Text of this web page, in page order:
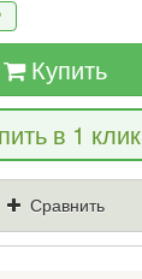
% от
Купить
в 1 клик
Сравнить